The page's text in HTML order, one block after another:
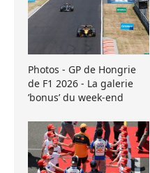
Photos - GP de Hongrie
de F1 2026 - La galerie
’bonus’ du week-end